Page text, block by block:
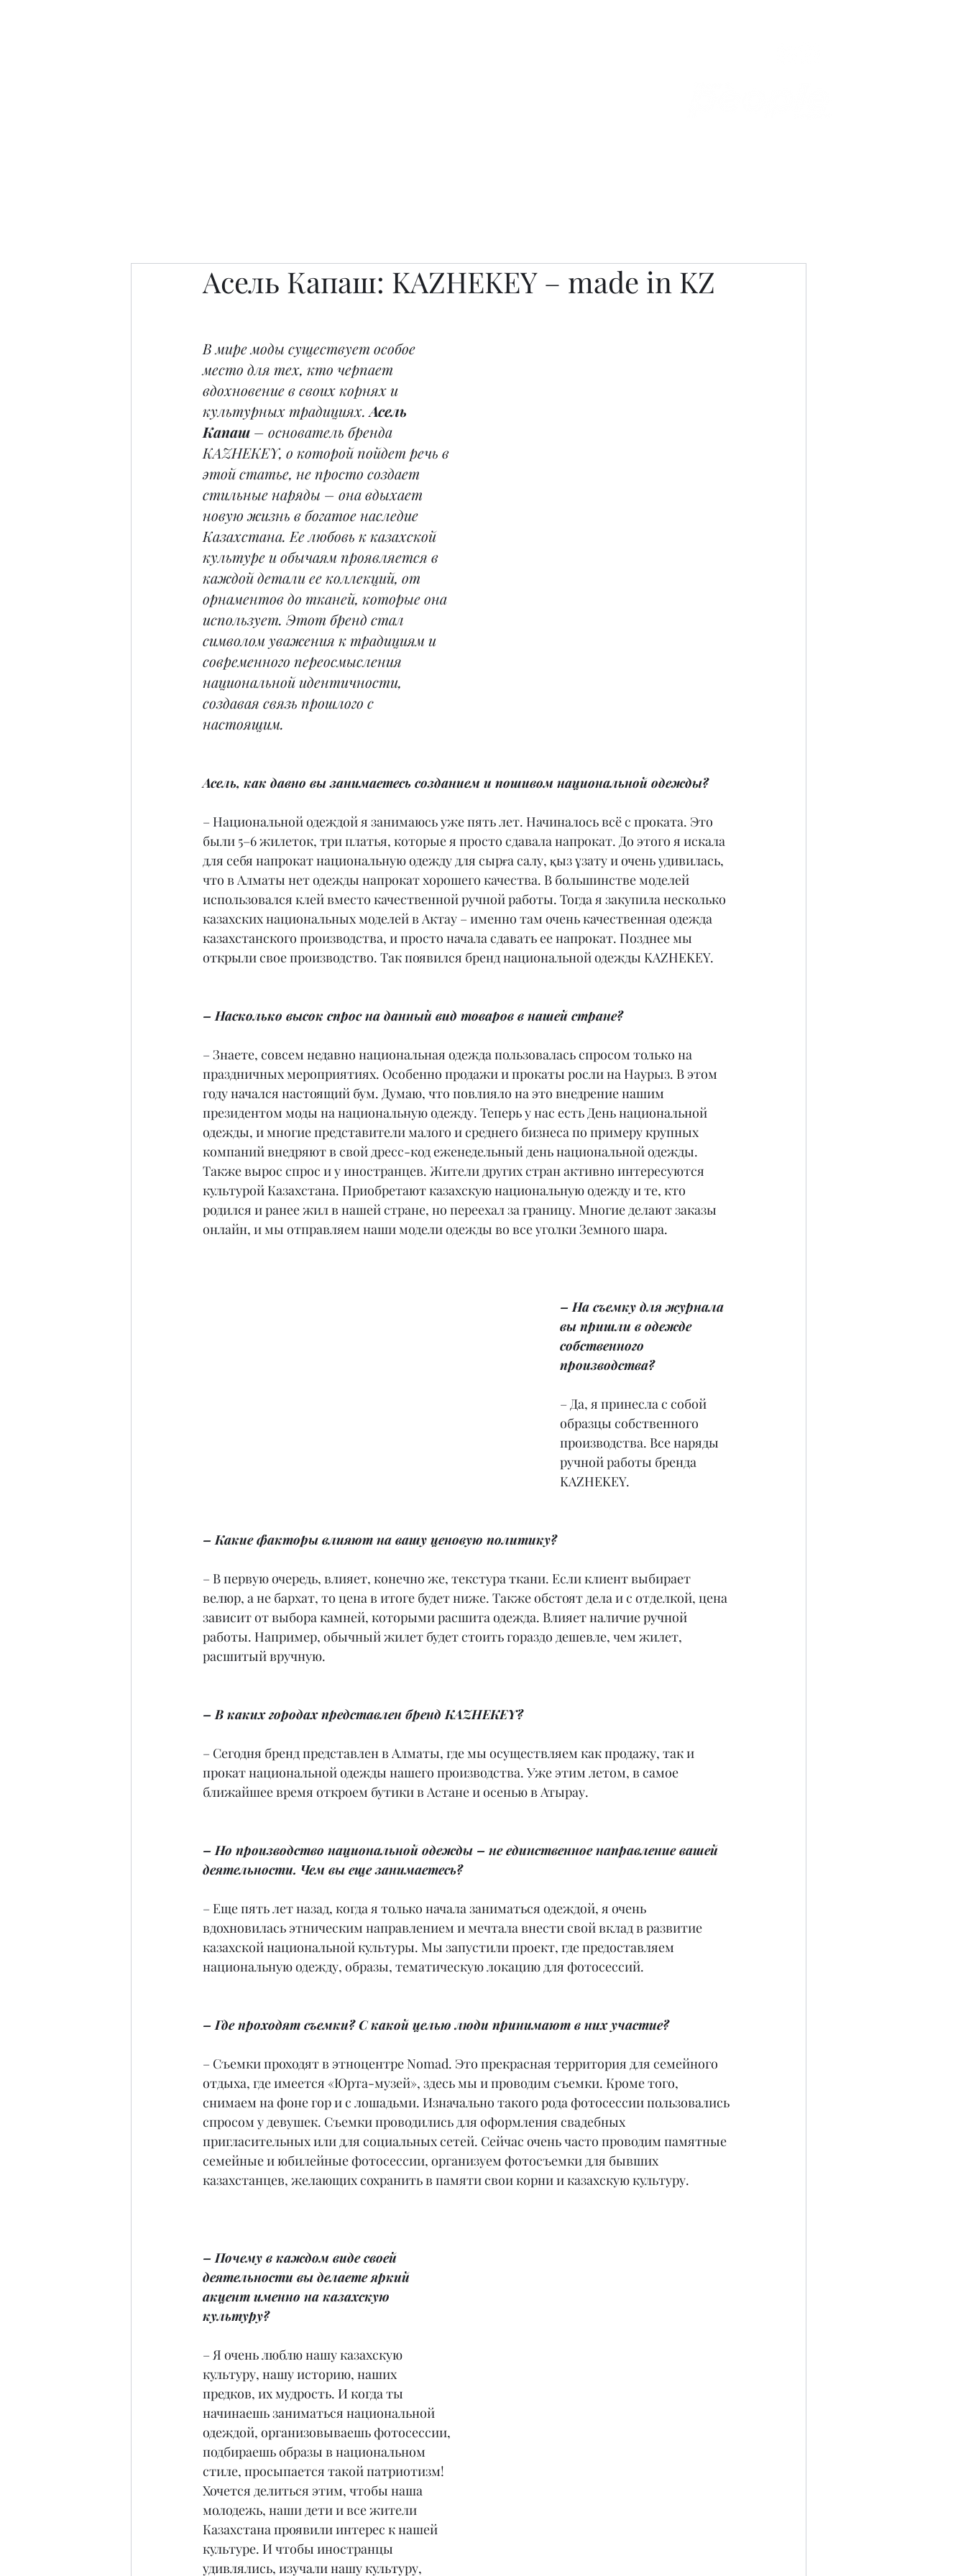
Асель Капаш: KAZHEKEY – made in KZ
В мире моды существует особое
место для тех, кто черпает
вдохновение в своих корнях и
культурных традициях. Асель
Капаш – основатель бренда
KAZHEKEY, о которой пойдет речь в
этой статье, не просто создает
стильные наряды – она вдыхает
новую жизнь в богатое наследие
Казахстана. Ее любовь к казахской
культуре и обычаям проявляется в
каждой детали ее коллекций, от
орнаментов до тканей, которые она
использует. Этот бренд стал
символом уважения к традициям и
современного переосмысления
национальной идентичности,
создавая связь прошлого с
настоящим.
Асель, как давно вы занимаетесь созданием и пошивом национальной одежды?
– Национальной одеждой я занимаюсь уже пять лет. Начиналось всё с проката. Это
были 5–6 жилеток, три платья, которые я просто сдавала напрокат. До этого я искала
для себя напрокат национальную одежду для сырға салу, қыз ұзату и очень удивилась,
что в Алматы нет одежды напрокат хорошего качества. В большинстве моделей
использовался клей вместо качественной ручной работы. Тогда я закупила несколько
казахских национальных моделей в Актау – именно там очень качественная одежда
казахстанского производства, и просто начала сдавать ее напрокат. Позднее мы
открыли свое производство. Так появился бренд национальной одежды KAZHEKEY.
– Насколько высок спрос на данный вид товаров в нашей стране?
– Знаете, совсем недавно национальная одежда пользовалась спросом только на
праздничных мероприятиях. Особенно продажи и прокаты росли на Наурыз. В этом
году начался настоящий бум. Думаю, что повлияло на это внедрение нашим
президентом моды на национальную одежду. Теперь у нас есть День национальной
одежды, и многие представители малого и среднего бизнеса по примеру крупных
компаний внедряют в свой дресс-код еженедельный день национальной одежды.
Также вырос спрос и у иностранцев. Жители других стран активно интересуются
культурой Казахстана. Приобретают казахскую национальную одежду и те, кто
родился и ранее жил в нашей стране, но переехал за границу. Многие делают заказы
онлайн, и мы отправляем наши модели одежды во все уголки Земного шара.
– На съемку для журнала
вы пришли в одежде
собственного
производства?
– Да, я принесла с собой
образцы собственного
производства. Все наряды
ручной работы бренда
KAZHEKEY.
– Какие факторы влияют на вашу ценовую политику?
– В первую очередь, влияет, конечно же, текстура ткани. Если клиент выбирает
велюр, а не бархат, то цена в итоге будет ниже. Также обстоят дела и с отделкой, цена
зависит от выбора камней, которыми расшита одежда. Влияет наличие ручной
работы. Например, обычный жилет будет стоить гораздо дешевле, чем жилет,
расшитый вручную.
– В каких городах представлен бренд KAZHEKEY?
– Сегодня бренд представлен в Алматы, где мы осуществляем как продажу, так и
прокат национальной одежды нашего производства. Уже этим летом, в самое
ближайшее время откроем бутики в Астане и осенью в Атырау.
– Но производство национальной одежды – не единственное направление вашей
деятельности. Чем вы еще занимаетесь?
– Еще пять лет назад, когда я только начала заниматься одеждой, я очень
вдохновилась этническим направлением и мечтала внести свой вклад в развитие
казахской национальной культуры. Мы запустили проект, где предоставляем
национальную одежду, образы, тематическую локацию для фотосессий.
– Где проходят съемки? С какой целью люди принимают в них участие?
– Съемки проходят в этноцентре Nomad. Это прекрасная территория для семейного
отдыха, где имеется «Юрта-музей», здесь мы и проводим съемки. Кроме того,
снимаем на фоне гор и с лошадьми. Изначально такого рода фотосессии пользовались
спросом у девушек. Съемки проводились для оформления свадебных
пригласительных или для социальных сетей. Сейчас очень часто проводим памятные
семейные и юбилейные фотосессии, организуем фотосъемки для бывших
казахстанцев, желающих сохранить в памяти свои корни и казахскую культуру.
– Почему в каждом виде своей
деятельности вы делаете яркий
акцент именно на казахскую
культуру?
– Я очень люблю нашу казахскую
культуру, нашу историю, наших
предков, их мудрость. И когда ты
начинаешь заниматься национальной
одеждой, организовываешь фотосессии,
подбираешь образы в национальном
стиле, просыпается такой патриотизм!
Хочется делиться этим, чтобы наша
молодежь, наши дети и все жители
Казахстана проявили интерес к нашей
культуре. И чтобы иностранцы
удивлялись, изучали нашу культуру,